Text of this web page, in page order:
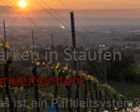
in Staufen
ist ein Parkleitsystem?